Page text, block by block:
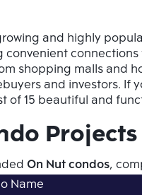
and highly
convenient
shopping malls and
and investors. If
of 15 beautiful and
On Nut condos,
Name